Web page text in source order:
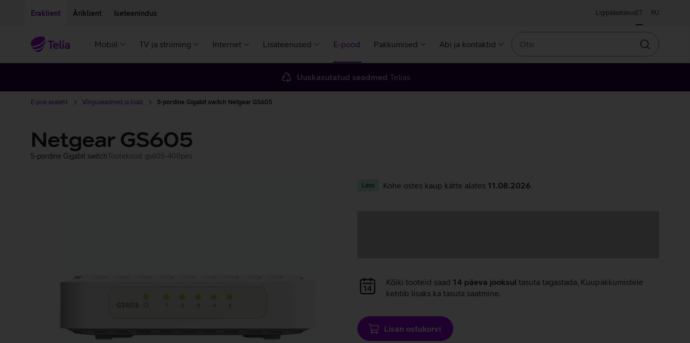
Eraklient Äriklient Iseteenindus LigipääsetavusET RU
Mobiil TV ja striiming Internet Lisateenused E-pood Pakkumised Abi ja kontaktid
Otsin
Uuskasutatud seadmed Telias
E-poe avaleht Võrguseadmed ja lisad 5-pordine Gigabit switch Netgear GS605
Netgear GS605
5-pordine Gigabit switchTootekood: gs605-400pes
Laos Kohe ostes kaup kätte alates 11.08.2026
Andmete
laadimine
Kõiki tooteid saad 14 päeva jooksul tasuta tagastada. Kuupakkumistele
kehtib lisaks ka tasuta saatmine.
Lisan ostukorvi